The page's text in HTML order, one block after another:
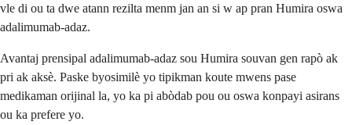
vle di ou ta dwe atann rezilta menm jan an si w ap pran Humira oswa
adalimumab-adaz.
Avantaj prensipal adalimumab-adaz sou Humira souvan gen rapò ak
pri ak aksè. Paske byosimilè yo tipikman koute mwens pase
medikaman orijinal la, yo ka pi abòdab pou ou oswa konpayi asirans
ou ka prefere yo.